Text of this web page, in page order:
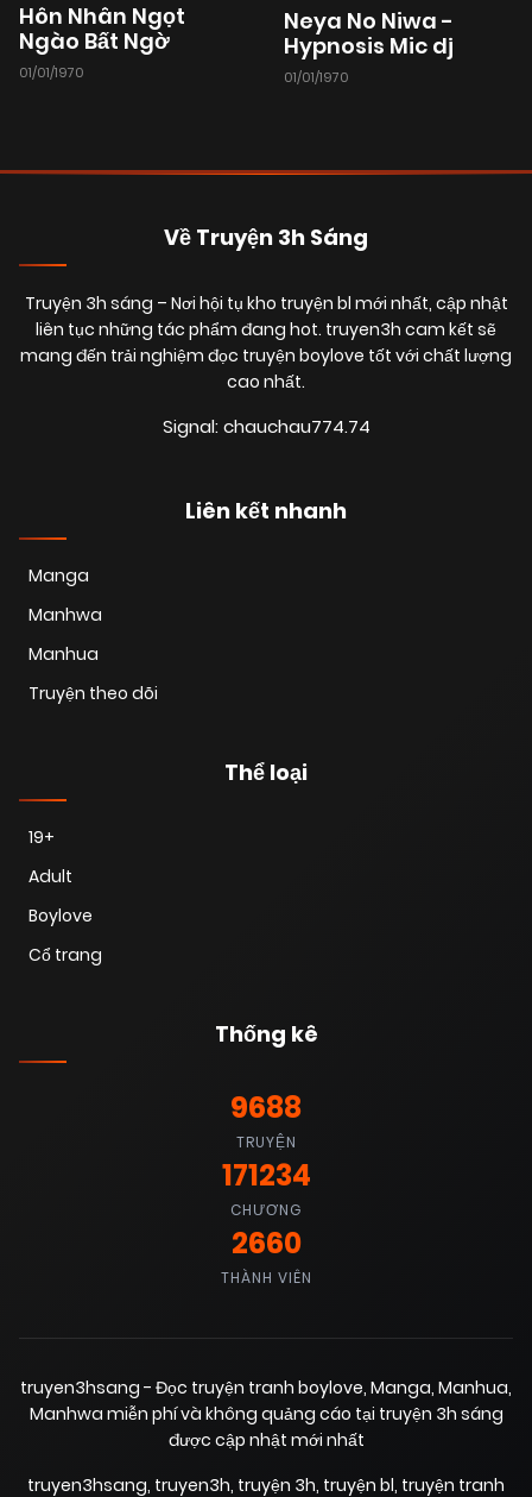
Hôn Nhân Ngọt
Ngào Bất Ngờ
01/01/1970
Neya No Niwa -
Hypnosis Mic dj
01/01/1970
Về Truyện 3h Sáng
Truyện 3h sáng – Nơi hội tụ kho truyện bl mới nhất, cập nhật
liên tục những tác phẩm đang hot. truyen3h cam kết sẽ
mang đến trải nghiệm đọc truyện boylove tốt với chất lượng
cao nhất.
Signal: chauchau774.74
Liên kết nhanh
Manga
Manhwa
Manhua
Truyện theo dõi
Thể loại
19+
Adult
Boylove
Cổ trang
Thống kê
9688
TRUYỆN
171234
CHƯƠNG
2660
THÀNH VIÊN
truyen3hsang - Đọc truyện tranh boylove, Manga, Manhua,
Manhwa miễn phí và không quảng cáo tại truyện 3h sáng
được cập nhật mới nhất
truyen3hsang, truyen3h, truyện 3h, truyện bl, truyện tranh